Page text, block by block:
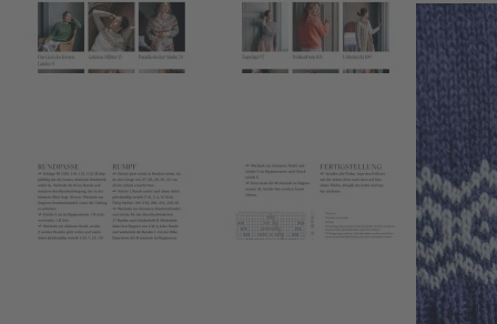
oder im Handel kaufen
Zur Wunschliste hinzufügen
Sofort lieferbar
Traumhaft weiche Rundpassenpullover mit floralen Mustern.
Nahtlos gestrickt, edel & modisch – mit langen, detaillierten
Beschreibung
Die wunderschönenRundpassenpullover
von Niina Laitinen
übernehmen den Stricktrend mit einer
nahtlosen Eleganz, die jedes
bieten nicht nur
, sondern auch die Möglichkeit, mit
zu experimentieren. Die Kombination aus
Stricken und luxuriösen, weichen Materialien